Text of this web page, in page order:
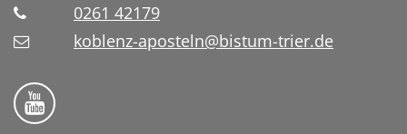
0261 42179
koblenz-aposteln@bistum-trier.de
Bistum Trier auf YouTube